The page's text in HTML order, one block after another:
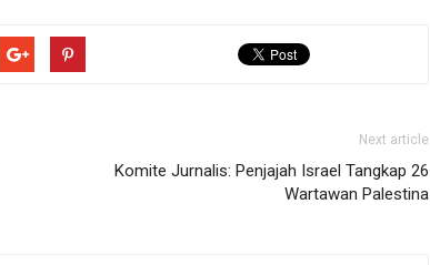
Next article
Komite Jurnalis: Penjajah Israel Tangkap 26
Wartawan Palestina